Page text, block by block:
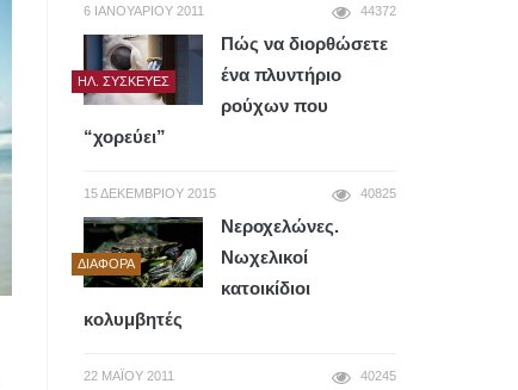
6 ΙΑΝΟΥΑΡΊΟΥ 2011 44372
ΗΛ. ΣΥΣΚΕΥΈΣ
Πώς να διορθώσετε
ένα πλυντήριο
ρούχων που
“χορεύει”
15 ΔΕΚΕΜΒΡΊΟΥ 2015 40825
ΔΙΆΦΟΡΑ
Νεροχελώνες.
Νωχελικοί
κατοικίδιοι
κολυμβητές
22 ΜΑΪ́ΟΥ 2011 40245